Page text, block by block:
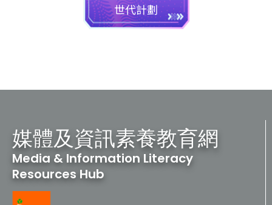
世代計劃
媒體及資訊素養教育網
Media & Information Literacy
Resources Hub